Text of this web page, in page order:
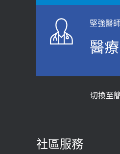
上班常待在冷氣房
醫示警：1病症嚴重恐
2026-05-21
骨科魏志定主任接受
質密度檢查！醫：注
膝蓋退化有9大部位
堅強醫
醫
切換至
社區服務